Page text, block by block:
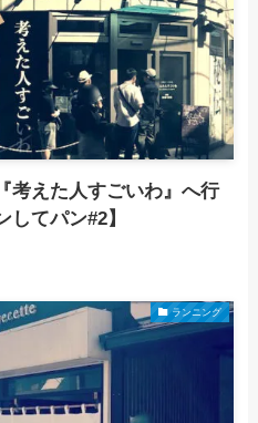
考えた人すごいわ』へ行
てパン#2】
ランニング